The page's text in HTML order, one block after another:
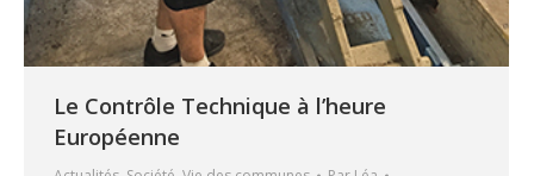
Le Contrôle Technique à l’heure
Européenne